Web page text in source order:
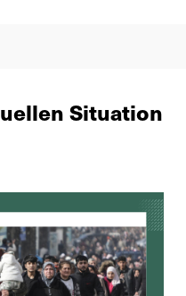
Situation